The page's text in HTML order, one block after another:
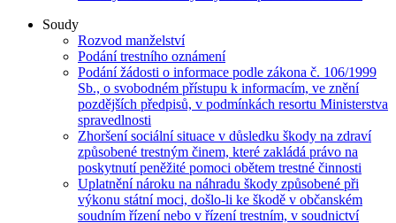
Soudy
Rozvod manželství
Podání trestního oznámení
Podání žádosti o informace podle zákona č. 106/1999
Sb., o svobodném přístupu k informacím, ve znění
pozdějších předpisů, v podmínkách resortu Ministerstva
spravedlnosti
Zhoršení sociální situace v důsledku škody na zdraví
způsobené trestným činem, které zakládá právo na
poskytnutí peněžité pomoci obětem trestné činnosti
Uplatnění nároku na náhradu škody způsobené při
výkonu státní moci, došlo-li ke škodě v občanském
soudním řízení nebo v řízení trestním, v soudnictví